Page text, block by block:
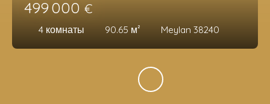
499 000 €
4 комнаты 90.65 м² Meylan 38240